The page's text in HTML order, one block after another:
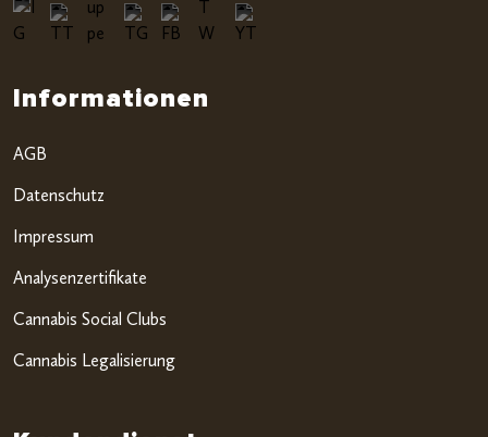
Informationen
AGB
Datenschutz
Impressum
Analysenzertifikate
Cannabis Social Clubs
Cannabis Legalisierung